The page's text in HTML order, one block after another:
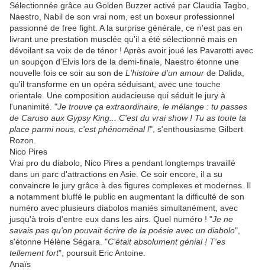
Sélectionnée grâce au Golden Buzzer activé par Claudia Tagbo,
Naestro, Nabil de son vrai nom, est un boxeur professionnel
passionné de free fight. A la surprise générale, ce n'est pas en
livrant une prestation musclée qu'il a été sélectionné mais en
dévoilant sa voix de de ténor ! Après avoir joué les Pavarotti avec
un soupçon d'Elvis lors de la demi-finale, Naestro étonne une
nouvelle fois ce soir au son de L'histoire d'un amour de Dalida,
qu'il transforme en un opéra séduisant, avec une touche
orientale. Une composition audacieuse qui séduit le jury à
l'unanimité. "Je trouve ça extraordinaire, le mélange : tu passes
de Caruso aux Gypsy King... C'est du vrai show ! Tu as toute ta
place parmi nous, c'est phénoménal !", s'enthousiasme Gilbert
Rozon.
Nico Pires
Vrai pro du diabolo, Nico Pires a pendant longtemps travaillé
dans un parc d'attractions en Asie. Ce soir encore, il a su
convaincre le jury grâce à des figures complexes et modernes. Il
a notamment bluffé le public en augmentant la difficulté de son
numéro avec plusieurs diabolos maniés simultanément, avec
jusqu'à trois d'entre eux dans les airs. Quel numéro ! "Je ne
savais pas qu'on pouvait écrire de la poésie avec un diabolo",
s'étonne Hélène Ségara. "C'était absolument génial ! T'es
tellement fort", poursuit Eric Antoine.
Anaïs